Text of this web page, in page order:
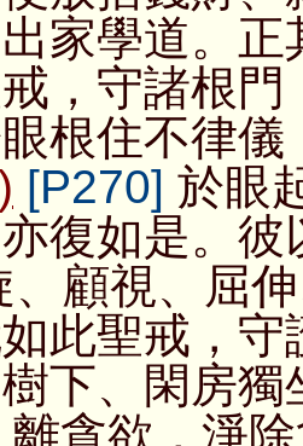
家學道。
，守諸根
根住不律
[P270] 於眼
復如是。
、顧視、屈
此聖戒，
下、閑房
離貪欲，淨